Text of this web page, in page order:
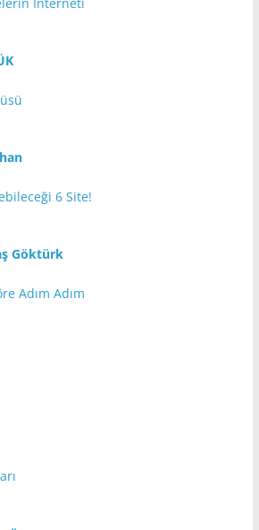
6 Site!
Göktürk
Adım Adım